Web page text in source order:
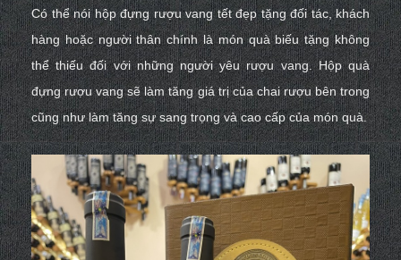
Có thể nói hộp đựng rượu vang tết đẹp tặng đối tác, khách
hàng hoặc người thân chính là món quà biếu tặng không
thể thiếu đối với những người yêu rượu vang. Hộp quà
đựng rượu vang sẽ làm tăng giá trị của chai rượu bên trong
cũng như làm tăng sự sang trọng và cao cấp của món quà.